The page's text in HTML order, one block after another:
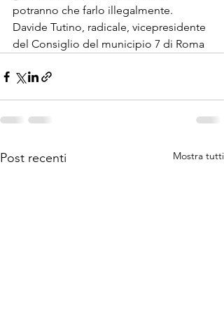
potranno che farlo illegalmente.
Davide Tutino, radicale, vicepresidente
del Consiglio del municipio 7 di Roma
Post recenti Mostra tutti